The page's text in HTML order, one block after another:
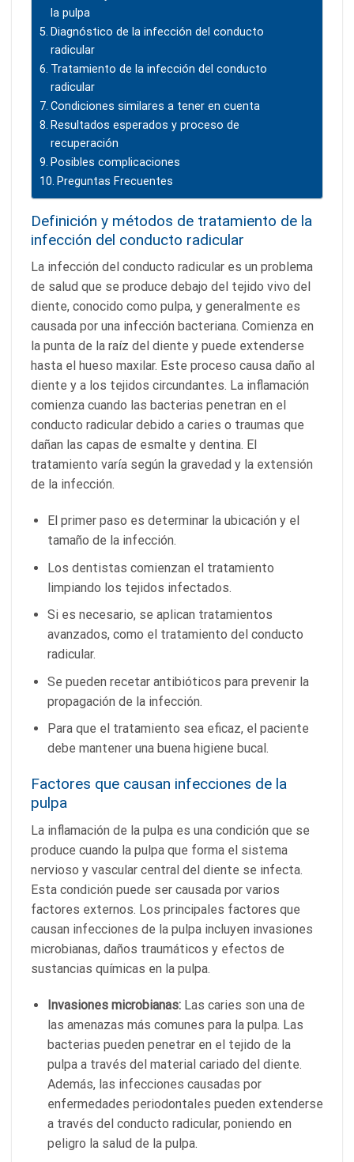
la pulpa
Diagnóstico de la infección del conducto
radicular
Tratamiento de la infección del conducto
radicular
Condiciones similares a tener en cuenta
Resultados esperados y proceso de
recuperación
Posibles complicaciones
Preguntas Frecuentes
Definición y métodos de tratamiento de la
infección del conducto radicular
La infección del conducto radicular es un problema
de salud que se produce debajo del tejido vivo del
diente, conocido como pulpa, y generalmente es
causada por una infección bacteriana. Comienza en
la punta de la raíz del diente y puede extenderse
hasta el hueso maxilar. Este proceso causa daño al
diente y a los tejidos circundantes. La inflamación
comienza cuando las bacterias penetran en el
conducto radicular debido a caries o traumas que
dañan las capas de esmalte y dentina. El
tratamiento varía según la gravedad y la extensión
de la infección.
El primer paso es determinar la ubicación y el
tamaño de la infección.
Los dentistas comienzan el tratamiento
limpiando los tejidos infectados.
Si es necesario, se aplican tratamientos
avanzados, como el tratamiento del conducto
radicular.
Se pueden recetar antibióticos para prevenir la
propagación de la infección.
Para que el tratamiento sea eficaz, el paciente
debe mantener una buena higiene bucal.
Factores que causan infecciones de la
pulpa
La inflamación de la pulpa es una condición que se
produce cuando la pulpa que forma el sistema
nervioso y vascular central del diente se infecta.
Esta condición puede ser causada por varios
factores externos. Los principales factores que
causan infecciones de la pulpa incluyen invasiones
microbianas, daños traumáticos y efectos de
sustancias químicas en la pulpa.
Invasiones microbianas:Las caries son una de
las amenazas más comunes para la pulpa. Las
bacterias pueden penetrar en el tejido de la
pulpa a través del material cariado del diente.
Además, las infecciones causadas por
enfermedades periodontales pueden extenderse
a través del conducto radicular, poniendo en
peligro la salud de la pulpa.